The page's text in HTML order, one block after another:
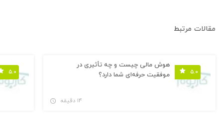
مقالات مرتبط
۵.۰
هوش مالی چیست و چه تأثیری در
موفقیت حرفه‌ای شما دارد؟
۱۴ دقیقه
۵.۰